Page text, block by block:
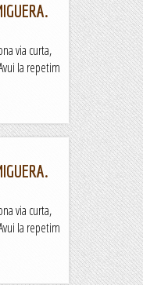
via curta,
la repetim
via curta,
la repetim